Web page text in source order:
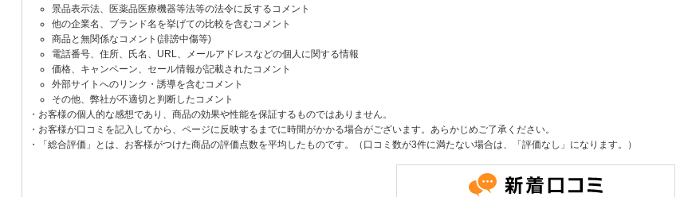
景品表示法、医薬品医療機器等法等の法令に反するコメント
他の企業名、ブランド名を挙げての比較を含むコメント
商品と無関係なコメント(誹謗中傷等)
電話番号、住所、氏名、URL、メールアドレスなどの個人に関する情報
価格、キャンペーン、セール情報が記載されたコメント
外部サイトへのリンク・誘導を含むコメント
その他、弊社が不適切と判断したコメント
・お客様の個人的な感想であり、商品の効果や性能を保証するものではありません。
・お客様が口コミを記入してから、ページに反映するまでに時間がかかる場合がございます。あらかじめご了承ください。
・「総合評価」とは、お客様がつけた商品の評価点数を平均したものです。（口コミ数が3件に満たない場合は、「評価なし」になります。）